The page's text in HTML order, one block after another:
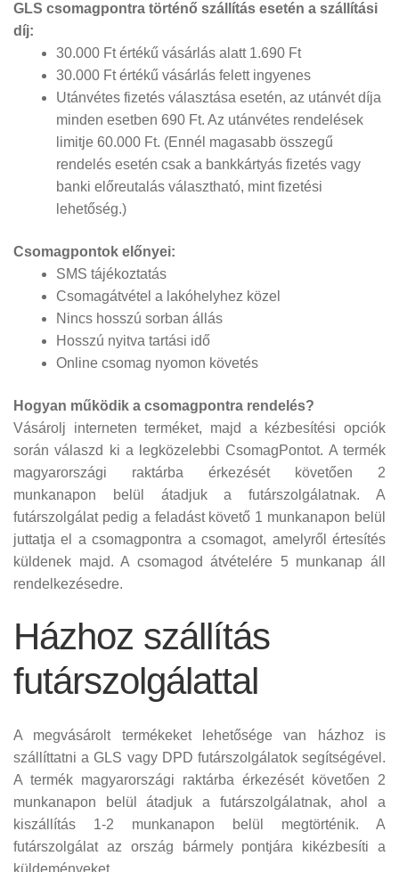
GLS csomagpontra történő szállítás esetén a szállítási
díj:
30.000 Ft értékű vásárlás alatt 1.690 Ft
30.000 Ft értékű vásárlás felett ingyenes
Utánvétes fizetés választása esetén, az utánvét díja
minden esetben 690 Ft. Az utánvétes rendelések
limitje 60.000 Ft. (Ennél magasabb összegű
rendelés esetén csak a bankkártyás fizetés vagy
banki előreutalás választható, mint fizetési
lehetőség.)
Csomagpontok előnyei:
SMS tájékoztatás
Csomagátvétel a lakóhelyhez közel
Nincs hosszú sorban állás
Hosszú nyitva tartási idő
Online csomag nyomon követés
Hogyan működik a csomagpontra rendelés?
Vásárolj interneten terméket, majd a kézbesítési opciók
során válaszd ki a legközelebbi CsomagPontot. A termék
magyarországi raktárba érkezését követően 2
munkanapon belül átadjuk a futárszolgálatnak. A
futárszolgálat pedig a feladást követő 1 munkanapon belül
juttatja el a csomagpontra a csomagot, amelyről értesítés
küldenek majd. A csomagod átvételére 5 munkanap áll
rendelkezésedre.
Házhoz szállítás
futárszolgálattal
A megvásárolt termékeket lehetősége van házhoz is
szállíttatni a GLS vagy DPD futárszolgálatok segítségével.
A termék magyarországi raktárba érkezését követően 2
munkanapon belül átadjuk a futárszolgálatnak, ahol a
kiszállítás 1-2 munkanapon belül megtörténik. A
futárszolgálat az ország bármely pontjára kikézbesíti a
küldeményeket.